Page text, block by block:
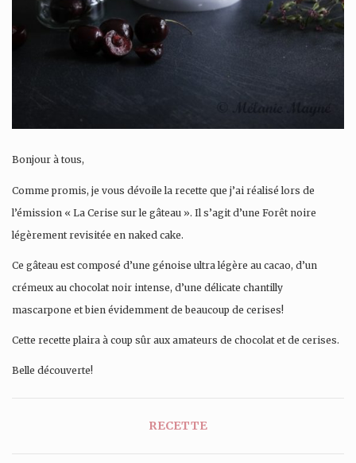
Bonjour à tous,
Comme promis, je vous dévoile la recette que j’ai réalisé lors de
l’émission « La Cerise sur le gâteau ». Il s’agit d’une Forêt noire
légèrement revisitée en naked cake.
Ce gâteau est composé d’une génoise ultra légère au cacao, d’un
crémeux au chocolat noir intense, d’une délicate chantilly
mascarpone et bien évidemment de beaucoup de cerises!
Cette recette plaira à coup sûr aux amateurs de chocolat et de cerises.
Belle découverte!
RECETTE